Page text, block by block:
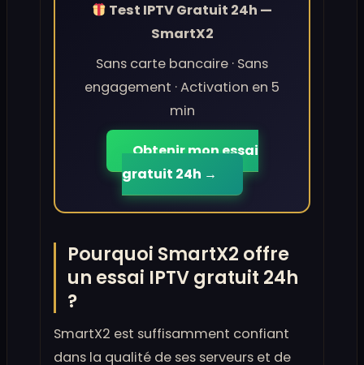
Test IPTV Gratuit 24h —
SmartX2
Sans carte bancaire · Sans
engagement · Activation en 5
min
Obtenir mon essai
gratuit 24h →
Pourquoi SmartX2 offre
un essai IPTV gratuit 24h
?
SmartX2 est suffisamment confiant
dans la qualité de ses serveurs et de